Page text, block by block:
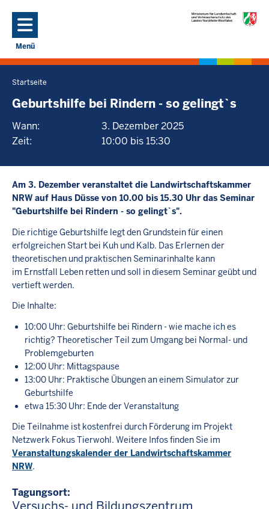
Menü
Navigation aktivieren/deaktivieren: Hauptmenü
Sie
befinden
hier
Startseite
Geburtshilfe bei Rindern - so gelingt`s
Wann:
3. Dezember 2025
Zeit:
10:00 bis 15:30
Am 3. Dezember veranstaltet die Landwirtschaftskammer
NRW auf Haus Düsse von 10.00 bis 15.30 Uhr das Seminar
"Geburtshilfe bei Rindern - so gelingt`s".
Die richtige Geburtshilfe legt den Grundstein für einen
erfolgreichen Start bei Kuh und Kalb. Das Erlernen der
theoretischen und praktischen Seminarinhalte kann
im Ernstfall Leben retten und soll in diesem Seminar geübt und
vertieft werden.
Die Inhalte:
10:00 Uhr: Geburtshilfe bei Rindern - wie mache ich es
richtig? Theoretischer Teil zum Umgang bei Normal- und
Problemgeburten
12:00 Uhr: Mittagspause
13:00 Uhr: Praktische Übungen an einem Simulator zur
Geburtshilfe
etwa 15:30 Uhr: Ende der Veranstaltung
Die Teilnahme ist kostenfrei durch Förderung im Projekt
Netzwerk Fokus Tierwohl. Weitere Infos finden Sie im
Veranstaltungskalender der Landwirtschaftskammer
NRW.
Tagungsort